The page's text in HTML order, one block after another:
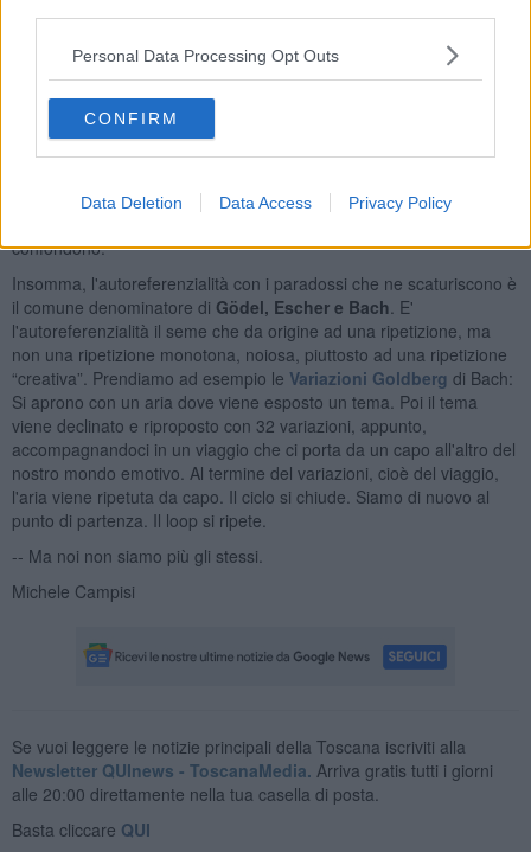
Personal Data Processing Opt Outs
CONFIRM
Data Deletion Data Access Privacy Policy
dire che il suo contenuto è vero, quindi che la frase è falsa, ma
allora entriamo in contraddizione. Se fosse falsa, allora vorrebbe
dire che è vera, ed entriamo ancora in contraddizione. Insomma
vero e falso si confondono, non esiste più una chiara linea di
demarcazione. I teoremi diGödelesprimono in termini formali
paradosso analogo. Il giovane che osserva il quadro nella galleria è
confondono.
Insomma, l'autoreferenzialità con i paradossi che ne scaturiscono è
il comune denominatore di Gödel, Escher e Bach . E'
l'autoreferenzialità il seme che da origine ad una ripetizione, ma
non una ripetizione monotona, noiosa, piuttosto ad una ripetizione
“creativa”. Prendiamo ad esempio le Variazioni Goldberg di Bach:
Si aprono con un aria dove viene esposto un tema. Poi il tema
viene declinato e riproposto con 32 variazioni, appunto,
accompagnandoci in un viaggio che ci porta da un capo all'altro del
nostro mondo emotivo. Al termine del variazioni, cioè del viaggio,
l'aria viene ripetuta da capo. Il ciclo si chiude. Siamo di nuovo al
punto di partenza. Il loop si ripete.
-- Ma noi non siamo più gli stessi.
Michele Campisi
Se vuoi leggere le notizie principali della Toscana iscriviti alla
Newsletter QUInews - ToscanaMedia. Arriva gratis tutti i giorni
alle 20:00 direttamente nella tua casella di posta.
Basta cliccare QUI